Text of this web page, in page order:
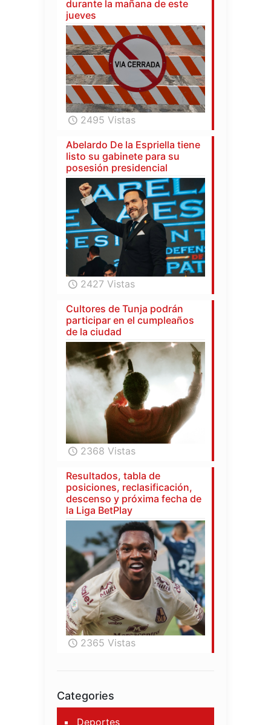
durante la mañana de este
jueves
2495 Vistas
Abelardo De la Espriella tiene
listo su gabinete para su
posesión presidencial
2427 Vistas
Cultores de Tunja podrán
participar en el cumpleaños
de la ciudad
2368 Vistas
Resultados, tabla de
posiciones, reclasificación,
descenso y próxima fecha de
la Liga BetPlay
2365 Vistas
Categories
Deportes